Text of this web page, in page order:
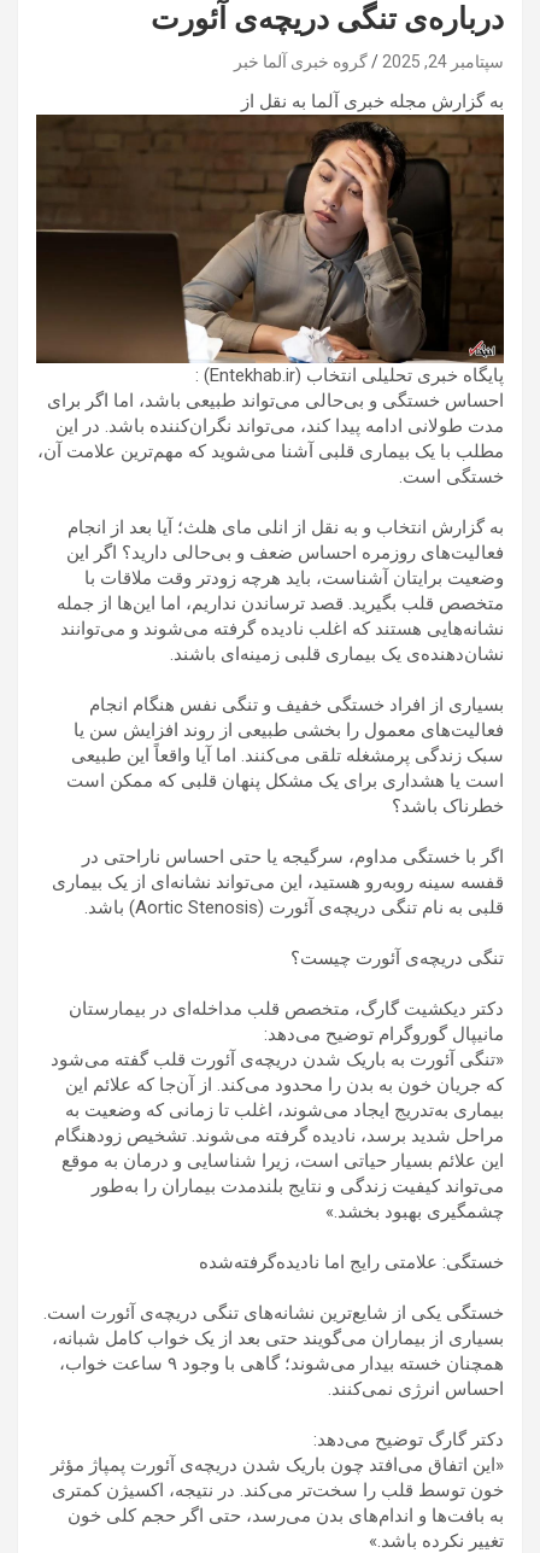
درباره‌ی تنگی دریچه‌ی آئورت
سپتامبر 24, 2025 گروه خبری آلما خبر
به گزارش مجله خبری آلما به نقل از
پایگاه خبری تحلیلی انتخاب (Entekhab.ir) :
احساس خستگی و بی‌حالی می‌تواند طبیعی باشد، اما اگر برای
مدت طولانی ادامه پیدا کند، می‌تواند نگران‌کننده باشد. در این
مطلب با یک بیماری قلبی آشنا می‌شوید که مهم‌ترین علامت آن،
خستگی است.
به گزارش انتخاب و به نقل از انلی مای هلث؛ آیا بعد از انجام
فعالیت‌های روزمره احساس ضعف و بی‌حالی دارید؟ اگر این
وضعیت برایتان آشناست، باید هرچه زودتر وقت ملاقات با
متخصص قلب بگیرید. قصد ترساندن نداریم، اما این‌ها از جمله
نشانه‌هایی هستند که اغلب نادیده گرفته می‌شوند و می‌توانند
نشان‌دهنده‌ی یک بیماری قلبی زمینه‌ای باشند.
بسیاری از افراد خستگی خفیف و تنگی نفس هنگام انجام
فعالیت‌های معمول را بخشی طبیعی از روند افزایش سن یا
سبک زندگی پرمشغله تلقی می‌کنند. اما آیا واقعاً این طبیعی
است یا هشداری برای یک مشکل پنهان قلبی که ممکن است
خطرناک باشد؟
اگر با خستگی مداوم، سرگیجه یا حتی احساس ناراحتی در
قفسه سینه روبه‌رو هستید، این می‌تواند نشانه‌ای از یک بیماری
قلبی به نام تنگی دریچه‌ی آئورت (Aortic Stenosis) باشد.
تنگی دریچه‌ی آئورت چیست؟
دکتر دیکشیت گارگ، متخصص قلب مداخله‌ای در بیمارستان
مانیپال گوروگرام توضیح می‌دهد:
«تنگی آئورت به باریک شدن دریچه‌ی آئورت قلب گفته می‌شود
که جریان خون به بدن را محدود می‌کند. از آن‌جا که علائم این
بیماری به‌تدریج ایجاد می‌شوند، اغلب تا زمانی که وضعیت به
مراحل شدید برسد، نادیده گرفته می‌شوند. تشخیص زودهنگام
این علائم بسیار حیاتی است، زیرا شناسایی و درمان به موقع
می‌تواند کیفیت زندگی و نتایج بلندمدت بیماران را به‌طور
چشمگیری بهبود بخشد.»
خستگی: علامتی رایج اما نادیده‌گرفته‌شده
خستگی یکی از شایع‌ترین نشانه‌های تنگی دریچه‌ی آئورت است.
بسیاری از بیماران می‌گویند حتی بعد از یک خواب کامل شبانه،
همچنان خسته بیدار می‌شوند؛ گاهی با وجود ۹ ساعت خواب،
احساس انرژی نمی‌کنند.
دکتر گارگ توضیح می‌دهد:
«این اتفاق می‌افتد چون باریک شدن دریچه‌ی آئورت پمپاژ مؤثر
خون توسط قلب را سخت‌تر می‌کند. در نتیجه، اکسیژن کمتری
به بافت‌ها و اندام‌های بدن می‌رسد، حتی اگر حجم کلی خون
تغییر نکرده باشد.»